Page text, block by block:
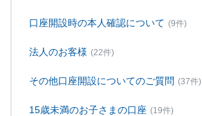
口座開設時の本人確認について (9件)
法人のお客様 (22件)
その他口座開設についてのご質問 (37件)
15歳未満のお子さまの口座 (19件)